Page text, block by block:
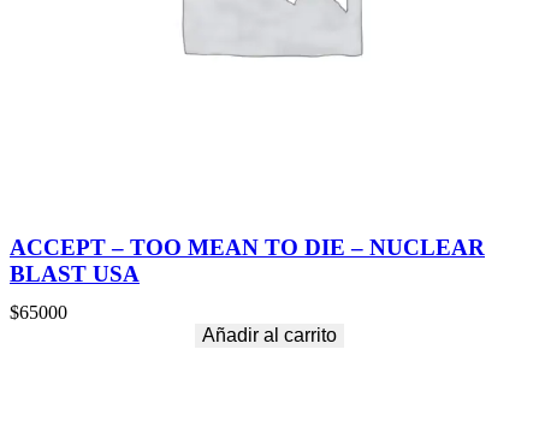
ACCEPT – TOO MEAN TO DIE – NUCLEAR
BLAST USA
$65000
Añadir al carrito